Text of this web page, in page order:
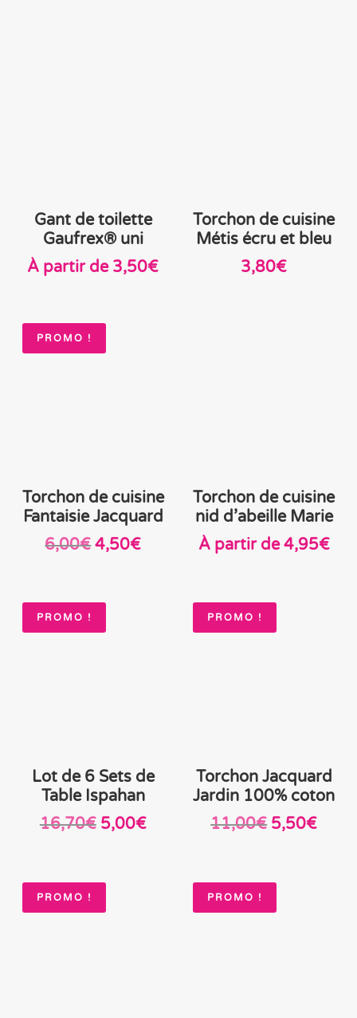
Gant de toilette
Gaufrex® uni
À partir de 3,50€
Torchon de cuisine
Métis écru et bleu
3,80€
PROMO !
Torchon de cuisine
Fantaisie Jacquard
6,00€Le
était :
6,00€.
4,50€Le
Torchon de cuisine
nid d’abeille Marie
À partir de4,95€
PROMO !
Lot de 6 Sets de
Table Ispahan
16,70€ Le
était :
16,70€.
5,00€Le
5,00€.
PROMO !
Torchon Jacquard
Jardin 100% coton
11,00€ Le
était :
11,00€.
5,50€Le
PROMO ! PROMO !